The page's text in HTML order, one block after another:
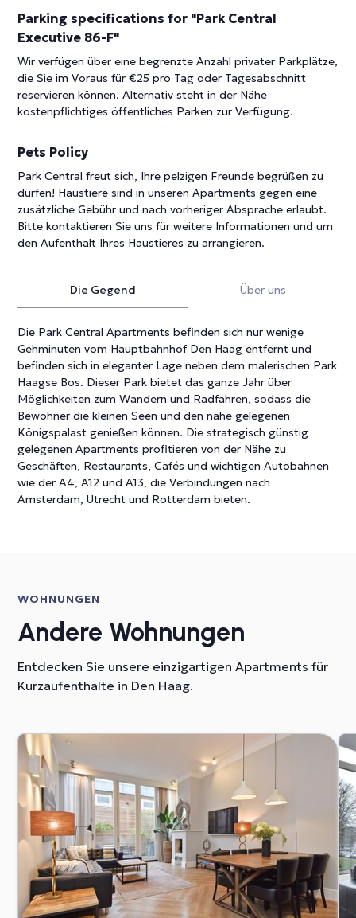
Parking specifications for "Park Central
Executive 86-F"
Wir verfügen über eine begrenzte Anzahl privater Parkplätze,
die Sie im Voraus für €25 pro Tag oder Tagesabschnitt
reservieren können. Alternativ steht in der Nähe
kostenpflichtiges öffentliches Parken zur Verfügung.
Pets Policy
Park Central freut sich, Ihre pelzigen Freunde begrüßen zu
dürfen! Haustiere sind in unseren Apartments gegen eine
zusätzliche Gebühr und nach vorheriger Absprache erlaubt.
Bitte kontaktieren Sie uns für weitere Informationen und um
den Aufenthalt Ihres Haustieres zu arrangieren.
Die Gegend Über uns
Die Park Central Apartments befinden sich nur wenige
Gehminuten vom Hauptbahnhof Den Haag entfernt und
befinden sich in eleganter Lage neben dem malerischen Park
Haagse Bos. Dieser Park bietet das ganze Jahr über
Möglichkeiten zum Wandern und Radfahren, sodass die
Bewohner die kleinen Seen und den nahe gelegenen
Königspalast genießen können. Die strategisch günstig
gelegenen Apartments profitieren von der Nähe zu
Geschäften, Restaurants, Cafés und wichtigen Autobahnen
wie der A4, A12 und A13, die Verbindungen nach
Amsterdam, Utrecht und Rotterdam bieten.
WOHNUNGEN
Andere Wohnungen
Entdecken Sie unsere einzigartigen Apartments für
Kurzaufenthalte in Den Haag.